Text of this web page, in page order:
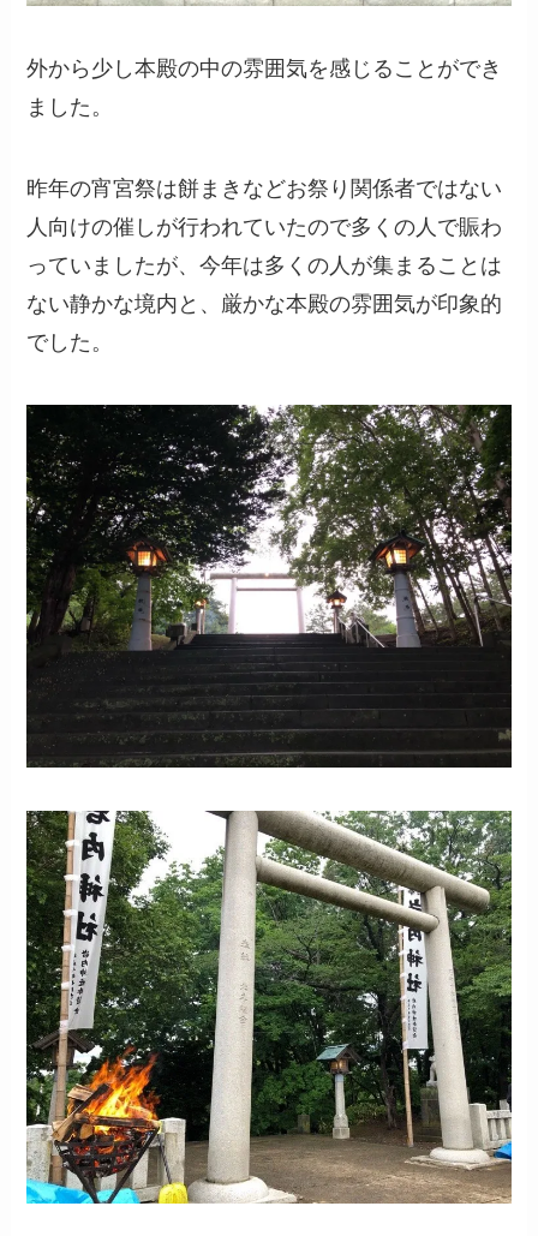
外から少し本殿の中の雰囲気を感じることができ
ました。
昨年の宵宮祭は餅まきなどお祭り関係者ではない
人向けの催しが行われていたので多くの人で賑わ
っていましたが、今年は多くの人が集まることは
ない静かな境内と、厳かな本殿の雰囲気が印象的
でした。